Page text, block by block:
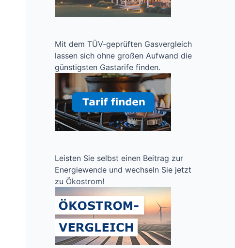
Mit dem TÜV-geprüften Gasvergleich
lassen sich ohne großen Aufwand die
günstigsten Gastarife finden.
Leisten Sie selbst einen Beitrag zur
Energiewende und wechseln Sie jetzt
zu Ökostrom!